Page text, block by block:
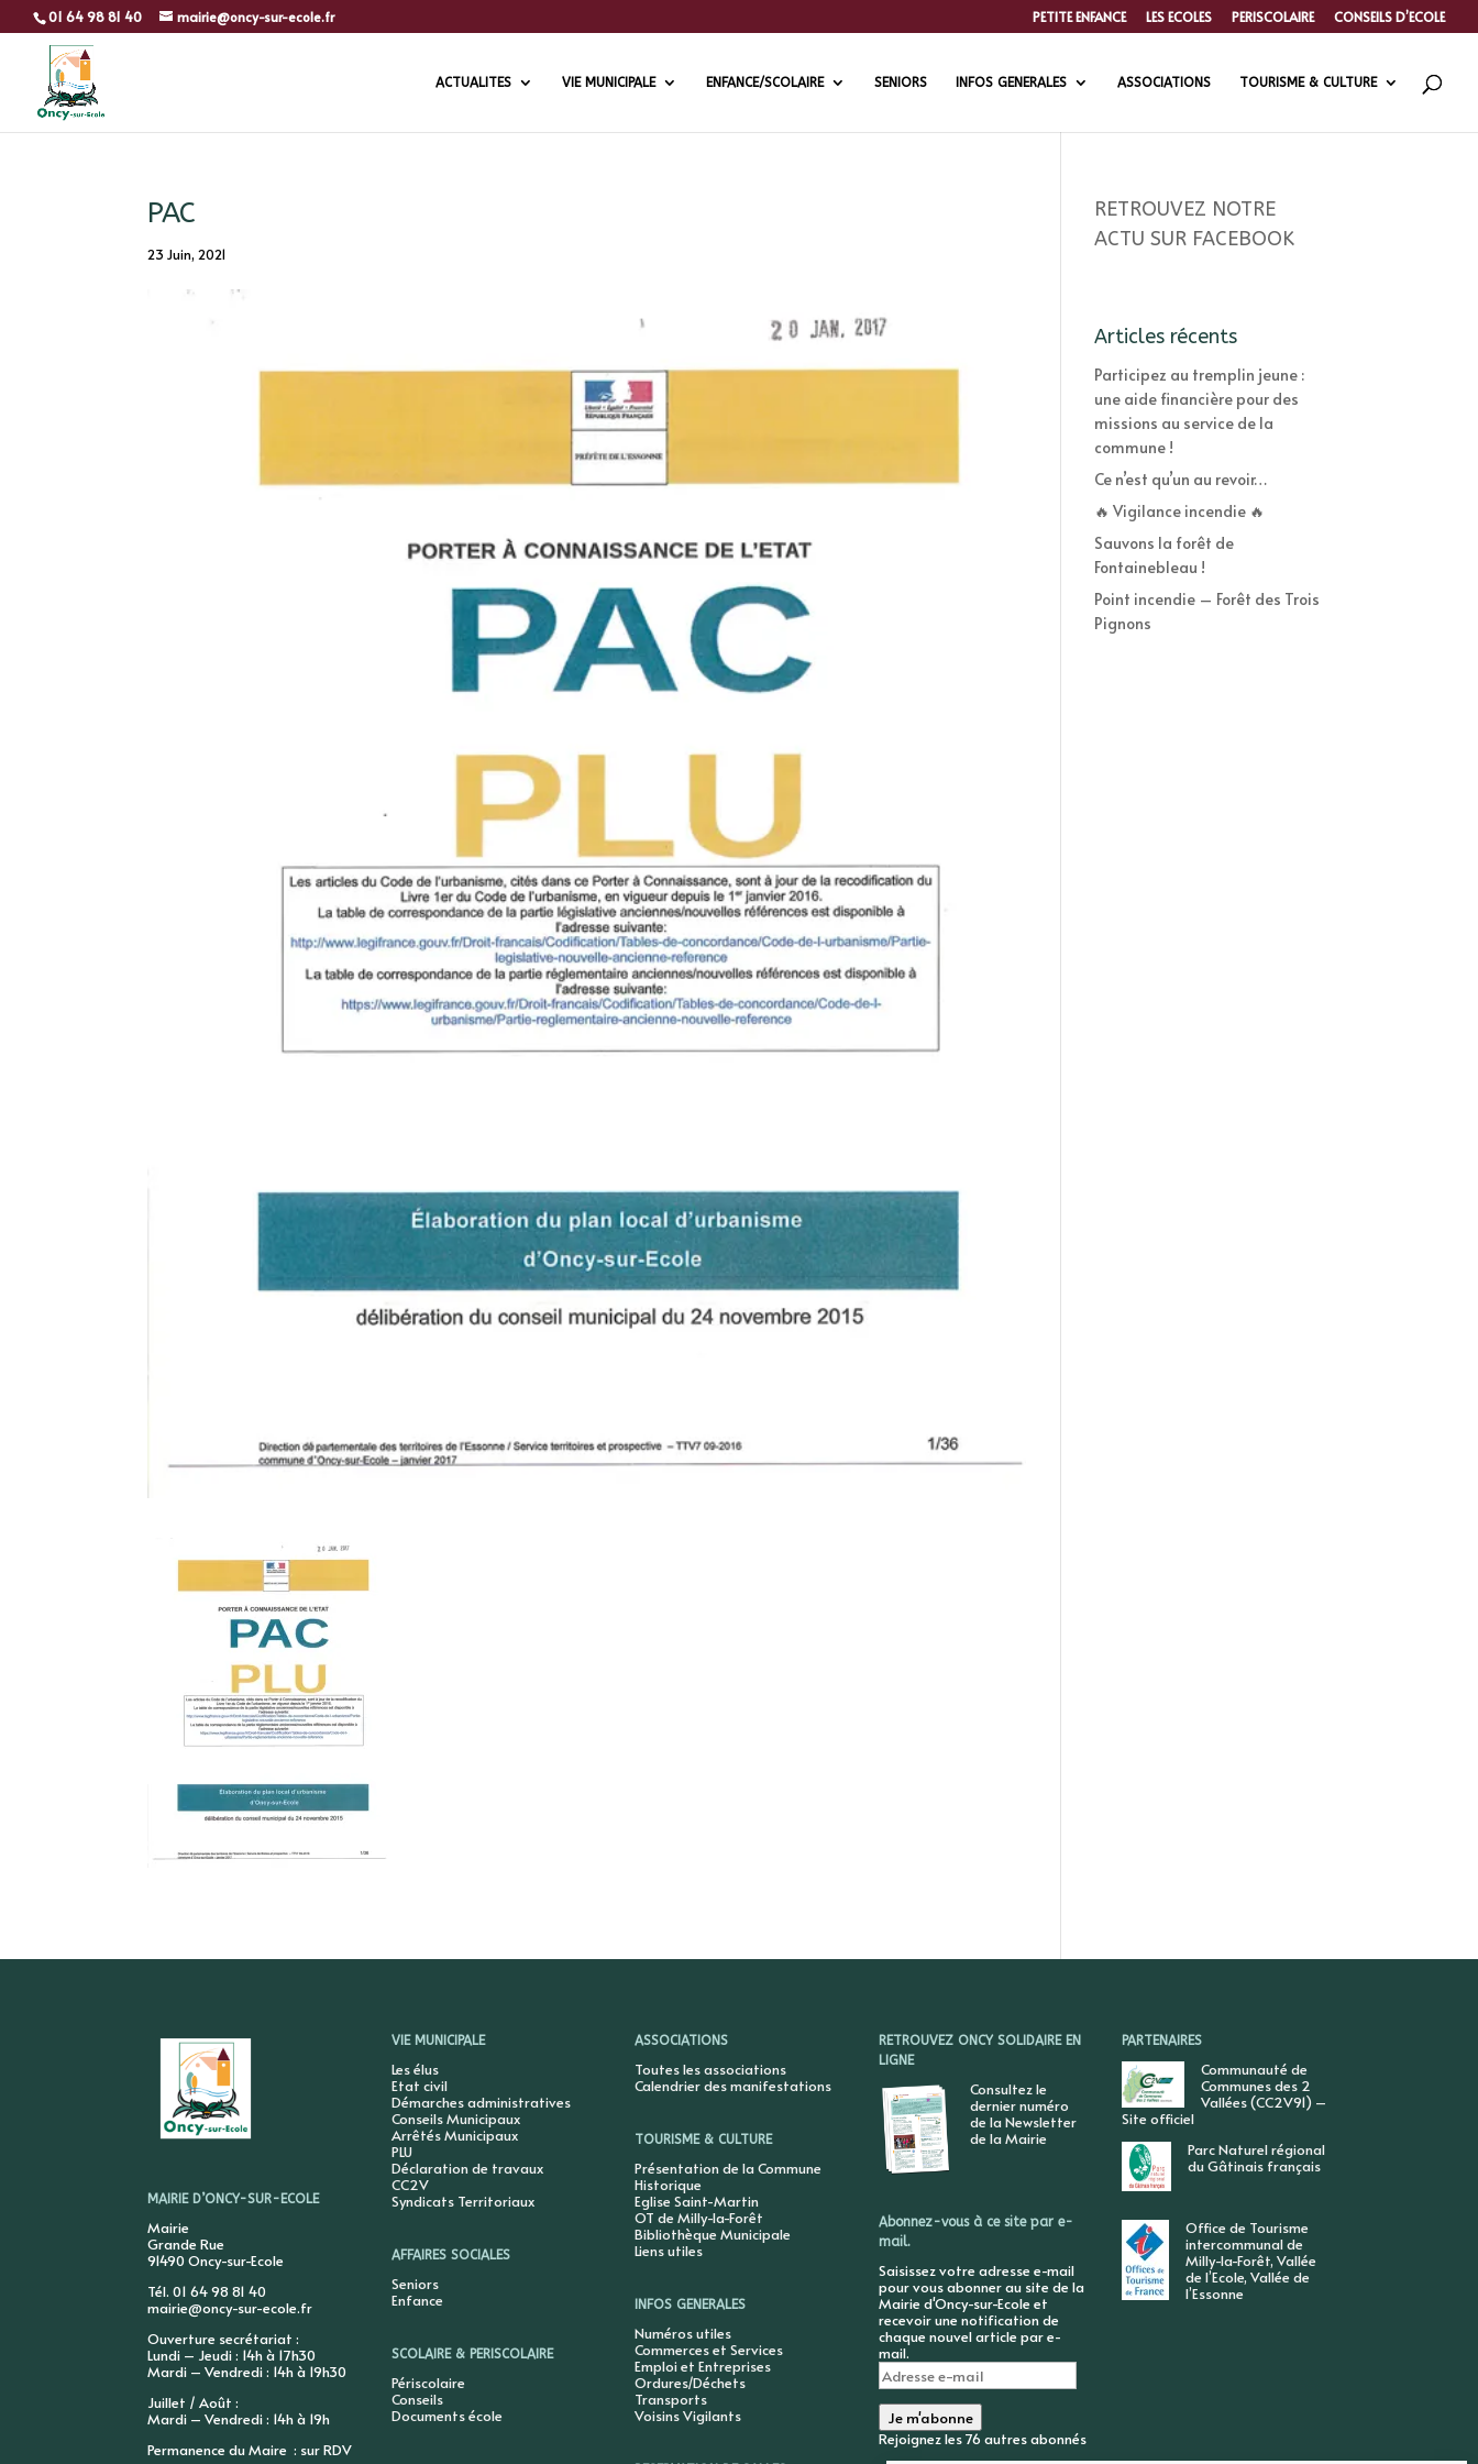
01 64 98 81 40 mairie@oncy-sur-ecole.fr PETITE ENFANCE LES ECOLES PERISCOLAIRE CONSEILS D’ECOLE
ACTUALITES VIE MUNICIPALE ENFANCE/SCOLAIRE SENIORS INFOS GENERALES ASSOCIATIONS TOURISME & CULTURE
PAC
23 Juin, 2021
RETROUVEZ NOTRE
ACTU SUR FACEBOOK
Articles récents
Participez au tremplin jeune :
une aide financière pour des
missions au service de la
commune !
Ce n’est qu’un au revoir…
🔥 Vigilance incendie 🔥
Sauvons la forêt de
Fontainebleau !
Point incendie – Forêt des Trois
Pignons
MAIRIE D’ONCY-SUR-ECOLE
Mairie
Grande Rue
91490 Oncy-sur-Ecole
Tél. 01 64 98 81 40
mairie@oncy-sur-ecole.fr
Ouverture secrétariat :
Lundi – Jeudi : 14h à 17h30
Mardi – Vendredi : 14h à 19h30
Juillet / Août :
Mardi – Vendredi : 14h à 19h
Permanence du Maire : sur RDV
VIE MUNICIPALE
Les élus
Etat civil
Démarches administratives
Conseils Municipaux
Arrêtés Municipaux
PLU
Déclaration de travaux
CC2V
Syndicats Territoriaux
AFFAIRES SOCIALES
Seniors
Enfance
SCOLAIRE & PERISCOLAIRE
Périscolaire
Conseils
Documents école
ASSOCIATIONS
Toutes les associations
Calendrier des manifestations
TOURISME & CULTURE
Présentation de la Commune
Historique
Eglise Saint-Martin
OT de Milly-la-Forêt
Bibliothèque Municipale
Liens utiles
INFOS GENERALES
Numéros utiles
Commerces et Services
Emploi et Entreprises
Ordures/Déchets
Transports
Voisins Vigilants
RETROUVEZ ONCY SOLIDAIRE EN
LIGNE
Consultez le
dernier numéro
de la Newsletter
de la Mairie
Abonnez-vous à ce site par e-
mail.
Saisissez votre adresse e-mail
pour vous abonner au site de la
Mairie d'Oncy-sur-Ecole et
recevoir une notification de
chaque nouvel article par e-
mail.
Adresse
e-
mail
Je m'abonne
Rejoignez les 76 autres abonnés
PARTENAIRES
Communauté de
Communes des 2
Vallées (CC2V91) –
Site officiel
Parc Naturel régional
du Gâtinais français
Office de Tourisme
intercommunal de
Milly-la-Forêt, Vallée
de l’Ecole, Vallée de
l’Essonne